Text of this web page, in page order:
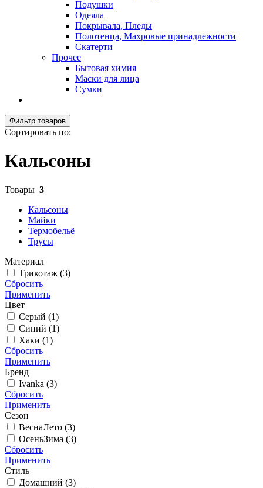
Подушки
Одеяла
Покрывала, Пледы
Полотенца, Махровые принадлежности
Скатерти
Прочее
Бытовая химия
Маски для лица
Сумки
Фильтр товаров
Сортировать по:
Кальсоны
Товары 3
Кальсоны
Майки
Термобельё
Трусы
Материал
Трикотаж (3)
Сбросить
Применить
Цвет
Серый (1)
Синий (1)
Хаки (1)
Сбросить
Применить
Бренд
Ivanka (3)
Сбросить
Применить
Сезон
ВеснаЛето (3)
ОсеньЗима (3)
Сбросить
Применить
Стиль
Домашний (3)